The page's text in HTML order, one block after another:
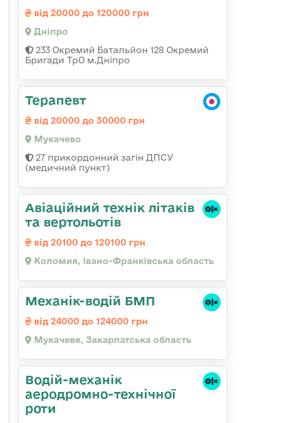
від 20000 до 120000 грн
Дніпро
233 Окремий Батальйон 128 Окремий
Бригади ТрО м.Дніпро
Терапевт
від 20000 до 30000 грн
Мукачево
27 прикордонний загін ДПСУ
(медичний пункт)
Авіаційний технік літаків
та вертольотів
від 20100 до 120100 грн
Коломия, Івано-Франківська область
Механік-водій БМП
від 24000 до 124000 грн
Мукачеве, Закарпатська область
Водій-механік
аеродромно-технічної
роти